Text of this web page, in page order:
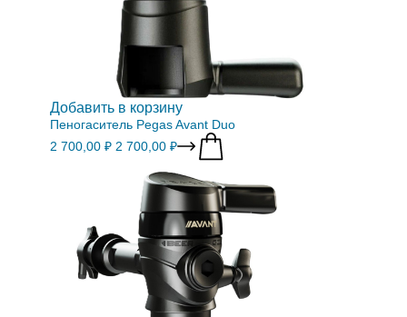
Добавить в корзину
Пеногаситель Pegas Avant Duo
2 700,00 ₽ 2 700,00 ₽